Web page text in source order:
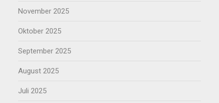
November 2025
Oktober 2025
September 2025
August 2025
Juli 2025